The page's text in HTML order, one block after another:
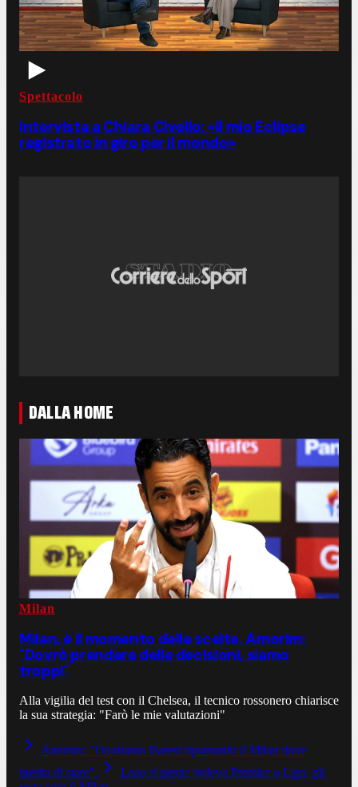
Spettacolo
Intervista a Chiara Civello: «Il mio Eclipse
registrato in giro per il mondo»
DALLA HOME
Milan
Milan, è il momento delle scelte. Amorim:
"Dovrò prendere delle decisioni, siamo
troppi"
Alla vigilia del test con il Chelsea, il tecnico rossonero chiarisce
la sua strategia: "Farò le mie valutazioni"
Amorim: "Onoriamo Baresi riportando il Milan dove
merita di stare".
Leao si pente: voleva Premier o Liga, gli